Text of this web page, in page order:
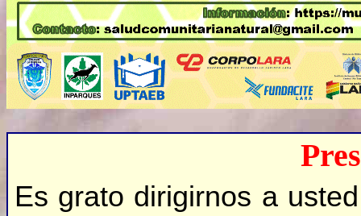
Es grato dirigirnos a